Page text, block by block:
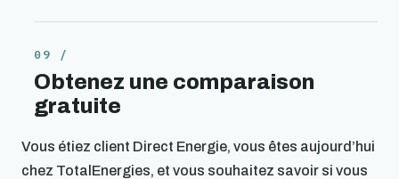
Obtenez une comparaison
gratuite
Vous étiez client Direct Energie, vous êtes aujourd’hui
chez TotalEnergies, et vous souhaitez savoir si vous